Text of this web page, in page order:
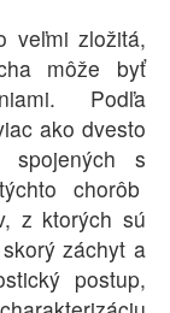
veľmi zložitá,
môže byť
Podľa
ako dvesto
spojených s
chorôb
z ktorých sú
záchyt a
postup,